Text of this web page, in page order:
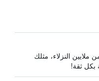
ملايين النزلاء، مثلك
بكل ثقة!